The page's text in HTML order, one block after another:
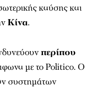
καύσης και
Κίνα.
περίπου
με το Politico. Ο
συστημάτων